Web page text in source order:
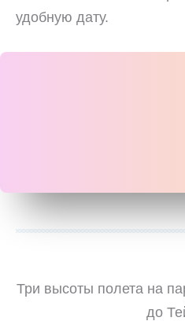
удобную дату.
Три высоты полета на
до